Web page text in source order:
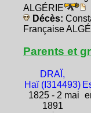
ALGÉRIE
Décès:
Française
Parents et
DRAÏ,
Haï (I314493)
1825 - 2 mai
1891